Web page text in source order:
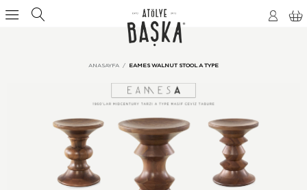
ANASAYFA EAMES WALNUT STOOL A TYPE